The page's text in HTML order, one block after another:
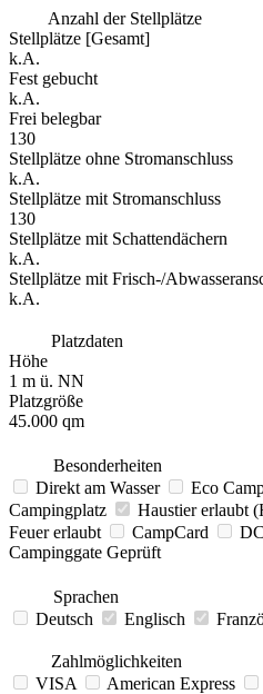
Anzahl der Stellplätze
Stellplätze [Gesamt]
k.A.
Fest gebucht
k.A.
Frei belegbar
130
Stellplätze ohne Stromanschluss
k.A.
Stellplätze mit Stromanschluss
130
Stellplätze mit Schattendächern
k.A.
Stellplätze mit Frisch-/
k.A.
Platzdaten
Höhe
1 m ü. NN
Platzgröße
45.000 qm
Besonderheiten
Direkt am Wasser
Eco
Campingplatz
Haustier erlaubt
Feuer erlaubt
CampCard
Campinggate Geprüft
Sprachen
Deutsch
Englisch
Zahlmöglichkeiten
VISA
American Express